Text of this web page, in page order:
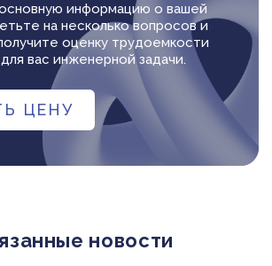
информацию о вашей
на несколько вопросов и
оценку трудоемкости
вас инженерной задачи.
ЦЕНУ
новости